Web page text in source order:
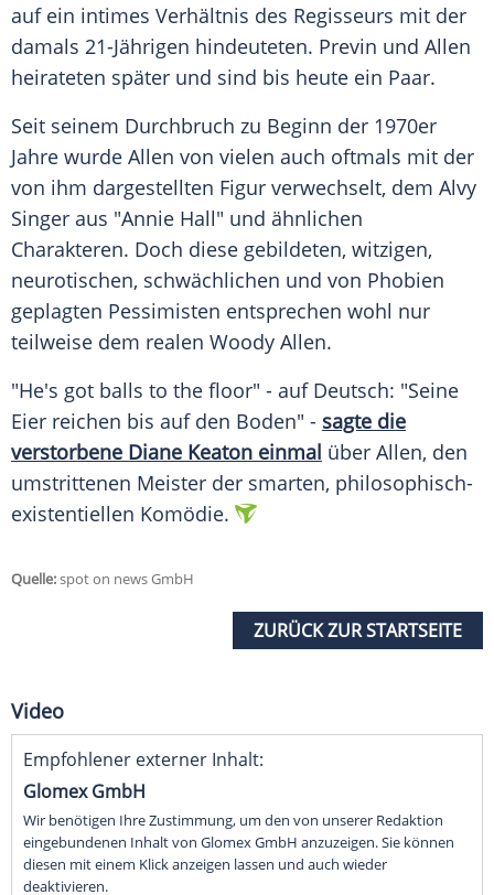
auf ein intimes Verhältnis des Regisseurs mit der
damals 21-Jährigen hindeuteten. Previn und Allen
heirateten später und sind bis heute ein Paar.
Seit seinem Durchbruch zu Beginn der 1970er
Jahre wurde Allen von vielen auch oftmals mit der
von ihm dargestellten Figur verwechselt, dem Alvy
Singer aus "Annie Hall" und ähnlichen
Charakteren. Doch diese gebildeten, witzigen,
neurotischen, schwächlichen und von Phobien
geplagten Pessimisten entsprechen wohl nur
teilweise dem realen Woody Allen.
"He's got balls to the floor" - auf Deutsch: "Seine
Eier reichen bis auf den Boden" - sagte die
verstorbene Diane Keaton einmal über Allen, den
umstrittenen Meister der smarten, philosophisch-
existentiellen Komödie.
Quelle:spot on news GmbH
ZURÜCK ZUR STARTSEITE
Video
Empfohlener externer Inhalt:
Glomex GmbH
Wir benötigen Ihre Zustimmung, um den von unserer Redaktion
eingebundenen Inhalt von Glomex GmbH anzuzeigen. Sie können
diesen mit einem Klick anzeigen lassen und auch wieder
deaktivieren.